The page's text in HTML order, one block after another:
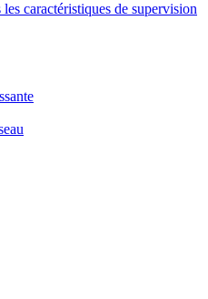
caractéristiques de supervision